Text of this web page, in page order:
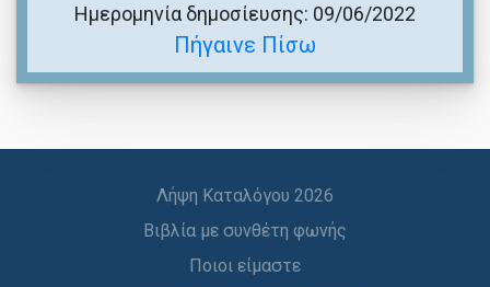
Πήγαινε Πίσω
Ημερομηνία δημοσίευσης: 09/06/2022
Λήψη Καταλόγου 2026
Βιβλία με συνθέτη φωνής
Ποιοι είμαστε